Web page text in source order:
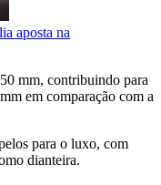
aposta na
mm, contribuindo para
em comparação com a
para o luxo, com
dianteira.